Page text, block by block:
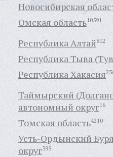
Новосибирская
Омская область10591
Республика Алтай812
Республика Тыва
Республика Хакасия
Таймырский
автономный округ16
Томская область4210
Усть-Ордынский
округ395